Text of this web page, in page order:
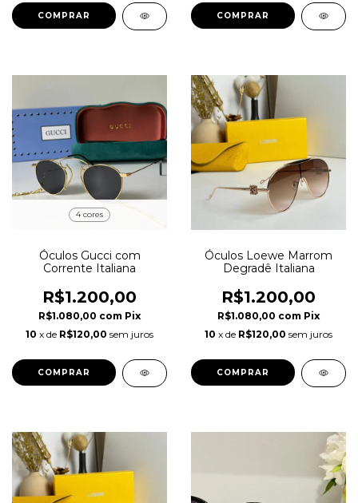
COMPRAR
4 cores
Óculos Gucci com
Corrente Italiana
R$1.200,00
R$1.080,00 com Pix
10 x de R$120,00 sem juros
COMPRAR
Óculos Loewe Marrom
Degradê Italiana
R$1.200,00
R$1.080,00 com Pix
10 x de R$120,00 sem juros